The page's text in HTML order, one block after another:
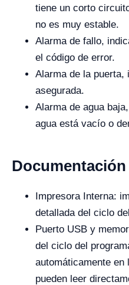
tiene un corto
no es muy estable.
Alarma de fallo,
el código de error.
Alarma de la puerta,
asegurada.
Alarma de agua
agua está vacío o
Documentación
Impresora Interna:
detallada del ciclo
Puerto USB y
del ciclo del
automáticamente en
pueden leer